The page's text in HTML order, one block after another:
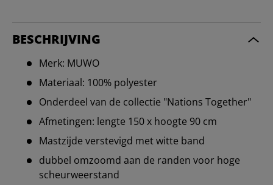
BESCHRIJVING
Merk: MUWO
Materiaal: 100% polyester
Onderdeel van de collectie "Nations Together"
Afmetingen: lengte 150 x hoogte 90 cm
Mastzijde verstevigd met witte band
dubbel omzoomd aan de randen voor hoge
scheurweerstand